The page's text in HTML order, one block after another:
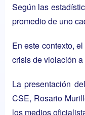
Según las
promedio de uno
En este contexto,
crisis de violación
La presentación
CSE, Rosario
los medios